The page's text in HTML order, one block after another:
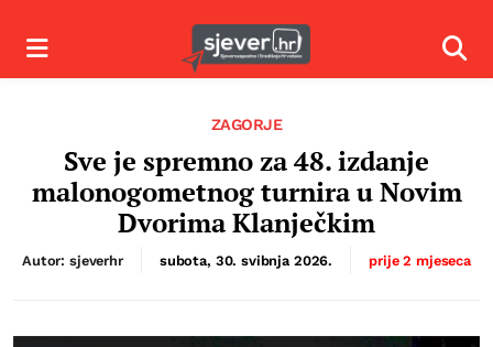
Izbornik
ZAGORJE
Sve je spremno za 48. izdanje
malonogometnog turnira u Novim
Dvorima Klanječkim
Autor: sjeverhr subota, 30. svibnja 2026. prije 2 mjeseca